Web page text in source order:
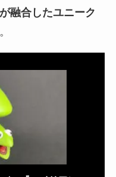
融合したユニーク